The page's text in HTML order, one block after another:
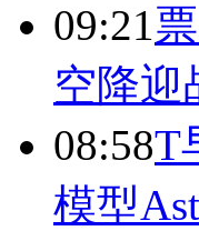
09:21
空降迎
08:58T
模型